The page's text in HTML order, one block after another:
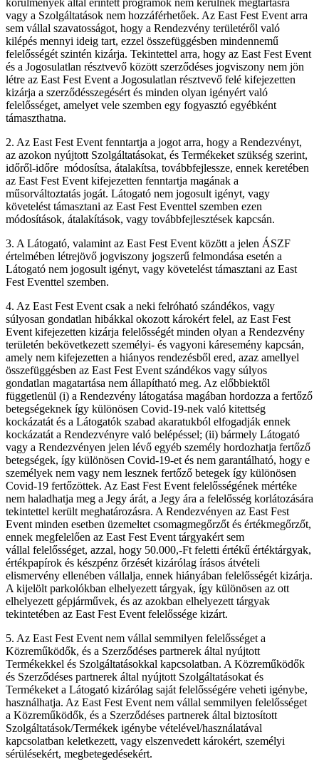
vagy a Szolgáltatások nem hozzáférhetőek. Az East Fest Event arra
sem vállal szavatosságot, hogy a Rendezvény területéről való
kilépés mennyi ideig tart, ezzel összefüggésben mindennemű
felelősségét szintén kizárja. Tekintettel arra, hogy az East Fest Event
és a Jogosulatlan résztvevő között szerződéses jogviszony nem jön
létre az East Fest Event a Jogosulatlan résztvevő felé kifejezetten
kizárja a szerződésszegésért és minden olyan igényért való
felelősséget, amelyet vele szemben egy fogyasztó egyébként
támaszthatna.
2. Az East Fest Event fenntartja a jogot arra, hogy a Rendezvényt,
az azokon nyújtott Szolgáltatásokat, és Termékeket szükség szerint,
időről-időre módosítsa, átalakítsa, továbbfejlessze, ennek keretében
az East Fest Event kifejezetten fenntartja magának a
műsorváltoztatás jogát. Látogató nem jogosult igényt, vagy
követelést támasztani az East Fest Eventtel szemben ezen
módosítások, átalakítások, vagy továbbfejlesztések kapcsán.
3. A Látogató, valamint az East Fest Event között a jelen ÁSZF
értelmében létrejövő jogviszony jogszerű felmondása esetén a
Látogató nem jogosult igényt, vagy követelést támasztani az East
Fest Eventtel szemben.
4. Az East Fest Event csak a neki felróható szándékos, vagy
súlyosan gondatlan hibákkal okozott károkért felel, az East Fest
Event kifejezetten kizárja felelősségét minden olyan a Rendezvény
területén bekövetkezett személyi- és vagyoni káresemény kapcsán,
amely nem kifejezetten a hiányos rendezésből ered, azaz amellyel
összefüggésben az East Fest Event szándékos vagy súlyos
gondatlan magatartása nem állapítható meg. Az előbbiektől
függetlenül (i) a Rendezvény látogatása magában hordozza a fertőző
betegségeknek így különösen Covid-19-nek való kitettség
kockázatát és a Látogatók szabad akaratukból elfogadják ennek
kockázatát a Rendezvényre való belépéssel; (ii) bármely Látogató
vagy a Rendezvényen jelen lévő egyéb személy hordozhatja fertőző
betegségek, így különösen Covid-19-et és nem garantálható, hogy e
személyek nem vagy nem lesznek fertőző betegek így különösen
Covid-19 fertőzöttek. Az East Fest Event felelősségének mértéke
nem haladhatja meg a Jegy árát, a Jegy ára a felelősség korlátozására
tekintettel került meghatározásra. A Rendezvényen az East Fest
Event minden esetben üzemeltet csomagmegőrzőt és értékmegőrzőt,
ennek megfelelően az East Fest Event tárgyakért sem
vállal felelősséget, azzal, hogy 50.000,-Ft feletti értékű értéktárgyak,
értékpapírok és készpénz őrzését kizárólag írásos átvételi
elismervény ellenében vállalja, ennek hiányában felelősségét kizárja.
A kijelölt parkolókban elhelyezett tárgyak, így különösen az ott
elhelyezett gépjárművek, és az azokban elhelyezett tárgyak
tekintetében az East Fest Event felelőssége kizárt.
5. Az East Fest Event nem vállal semmilyen felelősséget a
Közreműködők, és a Szerződéses partnerek által nyújtott
Termékekkel és Szolgáltatásokkal kapcsolatban. A Közreműködők
és Szerződéses partnerek által nyújtott Szolgáltatásokat és
Termékeket a Látogató kizárólag saját felelősségére veheti igénybe,
használhatja. Az East Fest Event nem vállal semmilyen felelősséget
a Közreműködők, és a Szerződéses partnerek által biztosított
Szolgáltatások/Termékek igénybe vételével/használatával
kapcsolatban keletkezett, vagy elszenvedett károkért, személyi
sérülésekért, megbetegedésekért.